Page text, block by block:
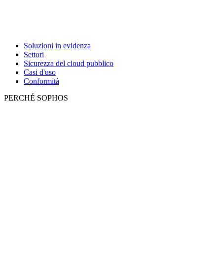
Soluzioni in evidenza
Settori
Sicurezza del cloud pubblico
Casi d'uso
Conformità
PERCHÉ SOPHOS